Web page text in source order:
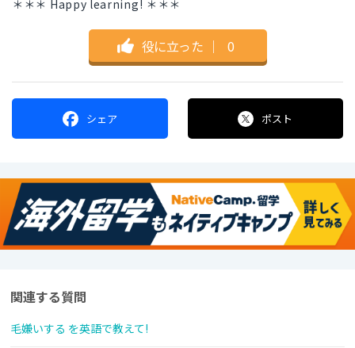
＊＊＊ Happy learning! ＊＊＊
役に立った ｜ 0
シェア ポスト
関連する質問
毛嫌いする を英語で教えて!